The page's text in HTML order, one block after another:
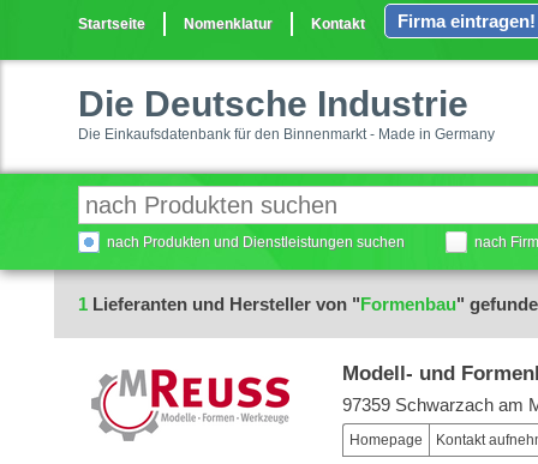
Startseite Nomenklatur Kontakt Firma eintragen!
Die Deutsche Industrie
Die Einkaufsdatenbank für den Binnenmarkt - Made in Germany
nach Produkten und Dienstleistungen suchen nach
1 Lieferanten und Hersteller von "Formenbau"
Modell- und
97359 Schwarzach am
Homepage Kontakt